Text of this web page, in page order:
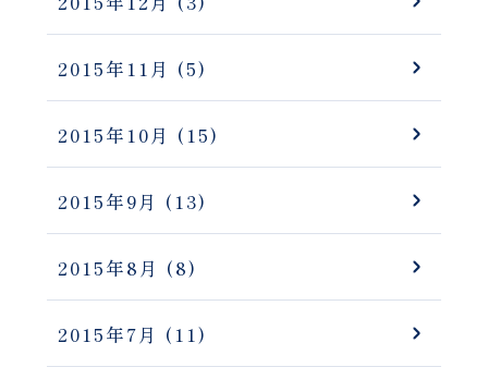
2015年11月 (5)
2015年10月 (15)
2015年9月 (13)
2015年8月 (8)
2015年7月 (11)